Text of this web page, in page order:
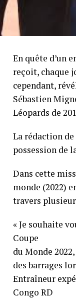
En quête d’un
reçoit, chaque
cependant,
Sébastien
Léopards de
La rédaction de
possession de
Dans cette
monde (2022)
travers
« Je souhaite
Coupe
du Monde
des barrages
Entraîneur
Congo RD